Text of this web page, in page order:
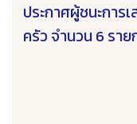
ประกาศผู้ชนะการ
ครัว จำนวน 6 ราย